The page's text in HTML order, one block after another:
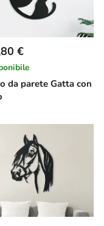
da parete Gatta con
€